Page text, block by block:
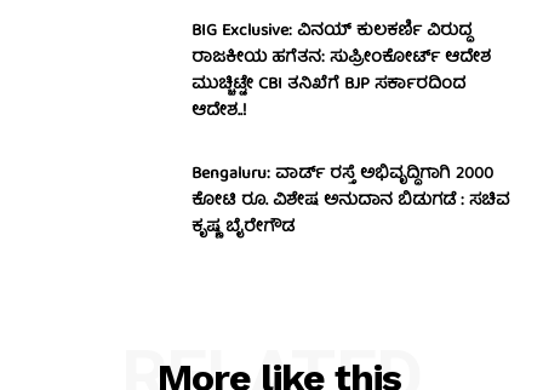
BIG Exclusive: ವಿನಯ್‌ ಕುಲಕರ್ಣಿ ವಿರುದ್ಧ
ರಾಜಕೀಯ ಹಗೆತನ: ಸುಪ್ರೀಂಕೋರ್ಟ್‌ ಆದೇಶ
ಮುಚ್ಚಿಟ್ಟೇ CBI ತನಿಖೆಗೆ BJP ಸರ್ಕಾರದಿಂದ
ಆದೇಶ..!
Bengaluru: ವಾರ್ಡ್ ರಸ್ತೆ ಅಭಿವೃದ್ಧಿಗಾಗಿ 2000
ಕೋಟಿ ರೂ. ವಿಶೇಷ ಅನುದಾನ ಬಿಡುಗಡೆ : ಸಚಿವ
ಕೃಷ್ಣ ಬೈರೇಗೌಡ
More like this